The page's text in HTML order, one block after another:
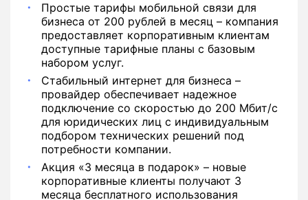
Простые тарифы мобильной связи для
бизнеса от 200 рублей в месяц – компания
предоставляет корпоративным клиентам
доступные тарифные планы с базовым
набором услуг.
Стабильный интернет для бизнеса –
провайдер обеспечивает надежное
подключение со скоростью до 200 Мбит/с
для юридических лиц с индивидуальным
подбором технических решений под
потребности компании.
Акция «3 месяца в подарок» – новые
корпоративные клиенты получают 3
месяца бесплатного использования